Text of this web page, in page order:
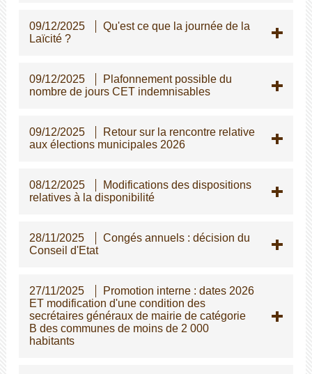
09/12/2025
Qu'est ce que la journée de la
Laïcité ?
09/12/2025
Plafonnement possible du
nombre de jours CET indemnisables
09/12/2025
Retour sur la rencontre relative
aux élections municipales 2026
08/12/2025
Modifications des dispositions
relatives à la disponibilité
28/11/2025
Congés annuels : décision du
Conseil d'Etat
27/11/2025
Promotion interne : dates 2026
ET modification d'une condition des
secrétaires généraux de mairie de catégorie
B des communes de moins de 2 000
habitants